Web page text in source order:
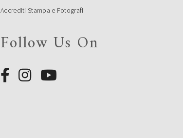
Accrediti Stampa e Fotografi
Follow Us On